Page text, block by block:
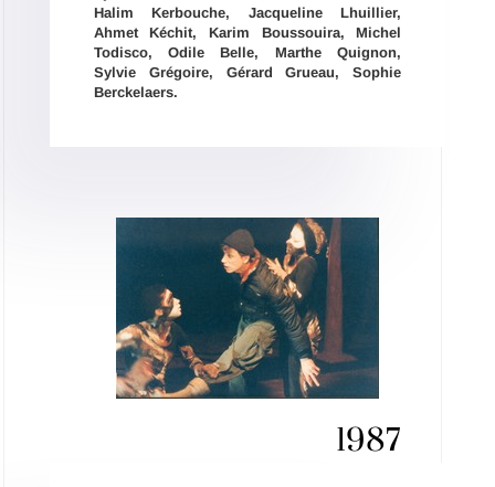
Halim Kerbouche, Jacqueline Lhuillier,
Ahmet Kéchit, Karim Boussouira, Michel
Todisco, Odile Belle, Marthe Quignon,
Sylvie Grégoire, Gérard Grueau, Sophie
Berckelaers.
1987